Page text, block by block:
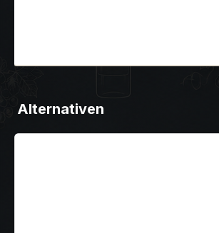
Alternativen